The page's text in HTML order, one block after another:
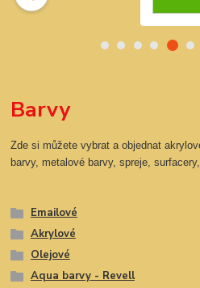
Barvy
Zde si můžete vybrat a objednat
barvy, metalové barvy, spreje,
Emailové
Akrylové
Olejové
Aqua barvy - Revell